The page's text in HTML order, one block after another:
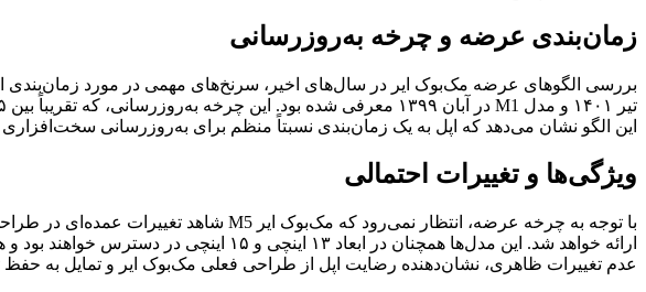
زمان‌بندی عرضه و چرخه به‌روزرسانی
این الگو نشان می‌دهد که اپل به یک زمان‌بندی نسبتاً منظم برای به‌روزرسانی
ویژگی‌ها و تغییرات احتمالی
ارائه خواهد شد. این مدل‌ها همچنان در
عدم تغییرات ظاهری، نشان‌دهنده رضایت اپل از طراحی فعلی مک‌بوک ایر و تمایل به